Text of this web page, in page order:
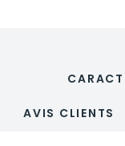
AVIS CLIENTS